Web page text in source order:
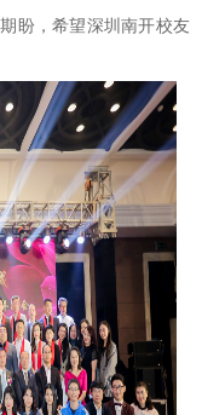
盼，希望深圳南开校友